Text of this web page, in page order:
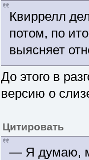
Квиррелл
потом, по
выясняет
До этого в
версию о
Цитировать
— Я думаю,